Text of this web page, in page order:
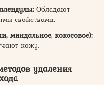
Обладают
свойствами.
миндальное, кокосовое):
кожу.
удаления